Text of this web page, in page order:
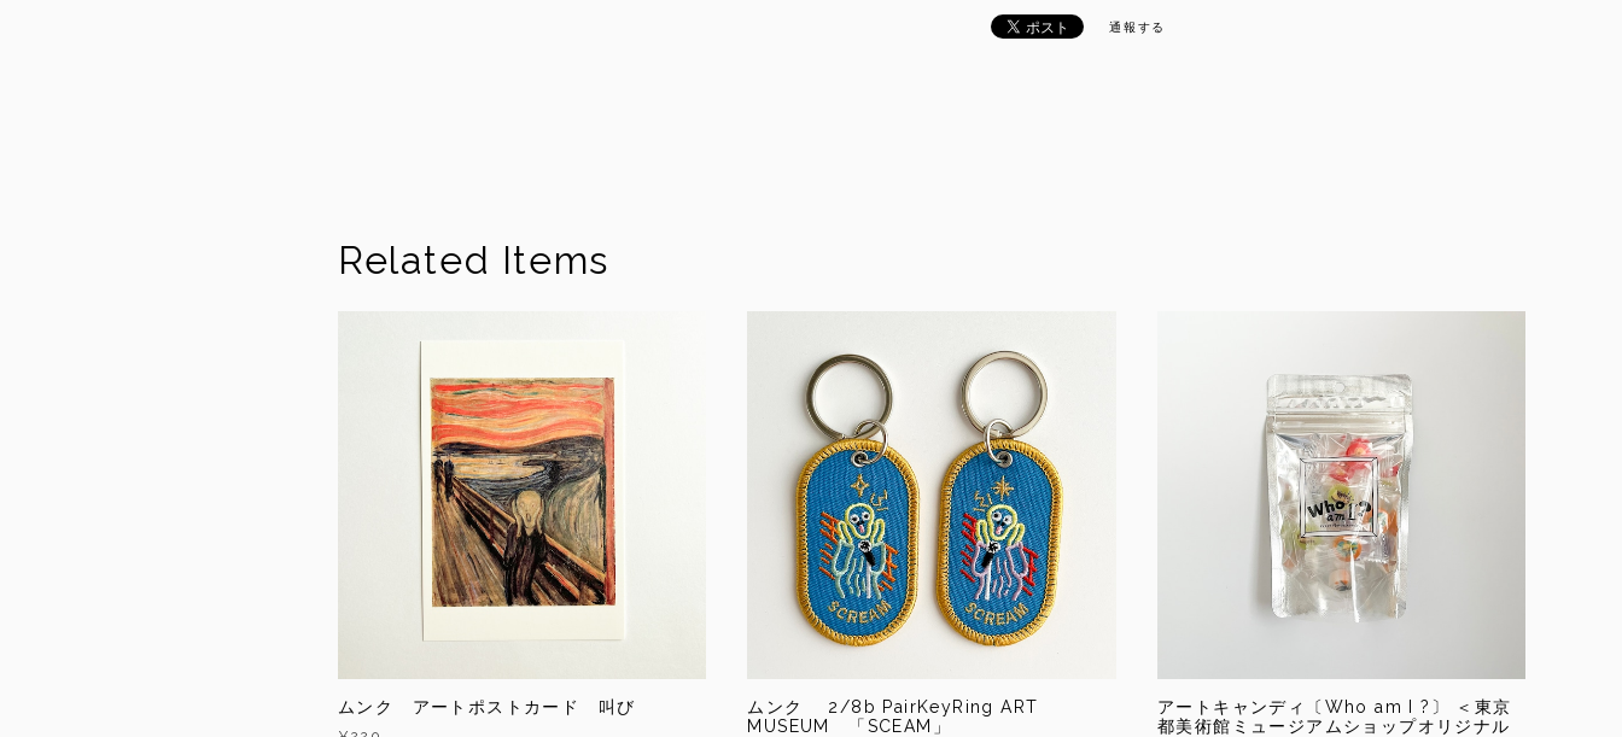
通報する
Related Items
ムンク アートポストカード 叫び
ムンク 2/8b PairKeyRing ART
MUSEUM 「SCEAM」
アートキャンディ〔Who am I ?〕 ＜東京
都美術館ミュージアムショップオリジナル